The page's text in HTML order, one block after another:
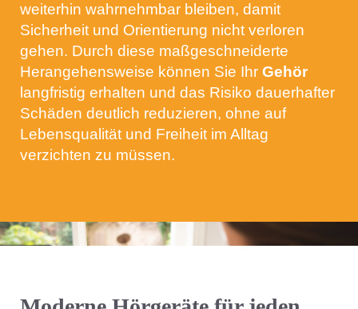
weiterhin wahrnehmbar bleiben, damit
Sicherheit und Orientierung nicht verloren
gehen. Durch diese maßgeschneiderte
Herangehensweise können Sie Ihr Gehör
langfristig erhalten und das Risiko dauerhafter
Schäden deutlich reduzieren, ohne auf
Lebensqualität und Freiheit im Alltag
verzichten zu müssen.